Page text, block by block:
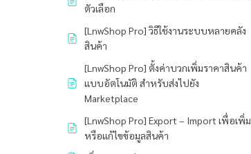
ตัวเลือก
[LnwShop Pro] วิธีใช้งานระบบหลายคลัง
สินค้า
[LnwShop Pro] ตั้งค่าบวกเพิ่มราคาสินค้า
แบบอัตโนมัติ สำหรับส่งไปยัง
Marketplace
[LnwShop Pro] Export – Import เพื่อเพิ่ม
หรือแก้ไขข้อมูลสินค้า